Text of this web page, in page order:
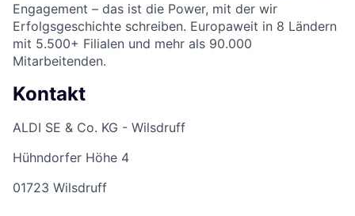
Engagement – das ist die Power, mit der wir
Erfolgsgeschichte schreiben. Europaweit in 8 Ländern
mit 5.500+ Filialen und mehr als 90.000
Mitarbeitenden.
Kontakt
ALDI SE & Co. KG - Wilsdruff
Hühndorfer Höhe 4
01723 Wilsdruff